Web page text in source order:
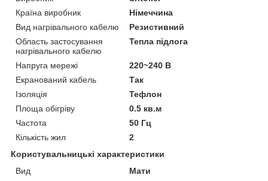
Країна виробник
Німеччина
Вид нагрівального кабелю
Резистивний
Область застосування
нагрівального кабелю
Тепла підлога
Напруга мережі
220~240 В
Екранований кабель
Так
Ізоляція
Тефлон
Площа обігріву
0.5 кв.м
Частота
50 Гц
Кількість жил
2
Користувальницькі характеристики
Вид
Мати